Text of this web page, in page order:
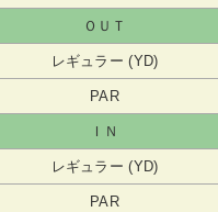
ＯＵＴ
レギュラー (YD)
PAR
ＩＮ
レギュラー (YD)
PAR